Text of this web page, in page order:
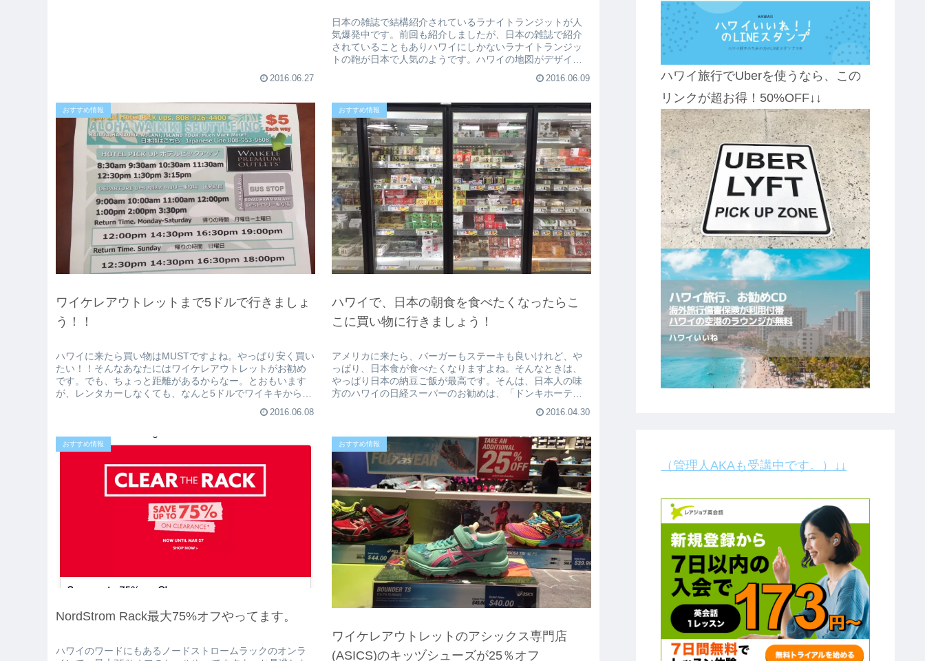
2016.06.27
日本の雑誌で結構紹介されているラナイトランジットが人
気爆発中です。前回も紹介しましたが、日本の雑誌で紹介
されていることもありハワイにしかないラナイトランジッ
トの鞄が日本で人気のようです。ハワイの地図がデザイン
2016.06.09
おすすめ情報
ワイケレアウトレットまで5ドルで行きましょ
う！！
ハワイに来たら買い物はMUSTですよね。やっぱり安く買い
たい！！そんなあなたにはワイケレアウトレットがお勧め
です。でも、ちょっと距離があるからなー。とおもいます
が、レンタカーしなくても、なんと5ドルでワイキキからワ
2016.06.08
おすすめ情報
ハワイで、日本の朝食を食べたくなったらこ
こに買い物に行きましょう！
アメリカに来たら、バーガーもステーキも良いけれど、や
っぱり、日本食が食べたくなりますよね。そんなときは、
やっぱり日本の納豆ご飯が最高です。そんは、日本人の味
方のハワイの日経スーパーのお勧めは、「ドンキホーテ」
2016.04.30
おすすめ情報
NordStrom Rack最大75%オフやってます。
ハワイのワードにもあるノードストロームラックのオンラ
おすすめ情報
ワイケレアウトレットのアシックス専門店
(ASICS)のキッヅシューズが25％オフ
ハワイ旅行でUberを使うなら、この
リンクが超お得！50%OFF↓↓
（管理人AKAも受講中です。）↓↓